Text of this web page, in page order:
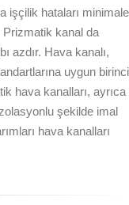
işçilik hataları minimale
Prizmatik kanal da
azdır. Hava kanalı,
uygun birinci
hava kanalları, ayrıca
şekilde imal
hava kanalları